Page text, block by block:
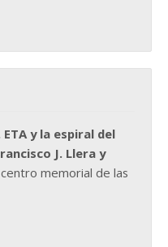
ETA y la espiral del
J. Llera y
memorial de las